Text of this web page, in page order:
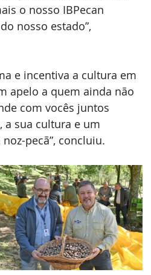
o nosso IBPecan
nosso estado”,
e incentiva a cultura em
apelo a quem ainda não
com vocês juntos
a sua cultura e um
pecã”, concluiu.